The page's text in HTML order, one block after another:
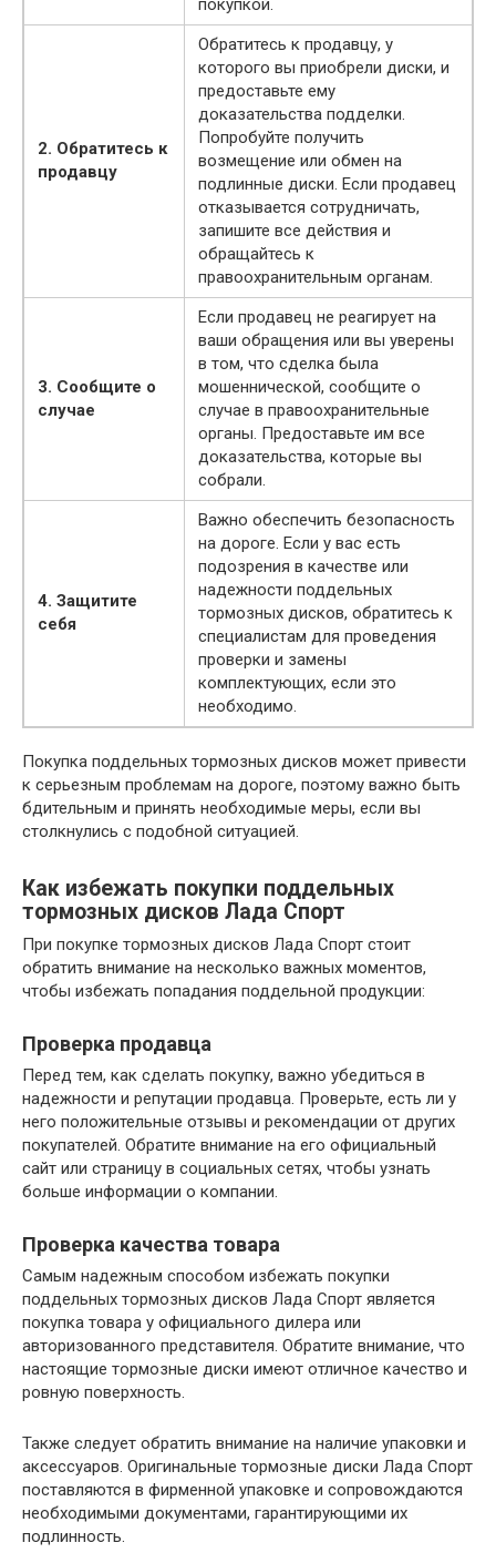
покупкой.
2. Обратитесь к
продавцу
Обратитесь к продавцу, у
которого вы приобрели диски, и
предоставьте ему
доказательства подделки.
Попробуйте получить
возмещение или обмен на
подлинные диски. Если продавец
отказывается сотрудничать,
запишите все действия и
обращайтесь к
правоохранительным органам.
3. Сообщите о
случае
Если продавец не реагирует на
ваши обращения или вы уверены
в том, что сделка была
мошеннической, сообщите о
случае в правоохранительные
органы. Предоставьте им все
доказательства, которые вы
собрали.
4. Защитите
себя
Важно обеспечить безопасность
на дороге. Если у вас есть
подозрения в качестве или
надежности поддельных
тормозных дисков, обратитесь к
специалистам для проведения
проверки и замены
комплектующих, если это
необходимо.
Покупка поддельных тормозных дисков может привести
к серьезным проблемам на дороге, поэтому важно быть
бдительным и принять необходимые меры, если вы
столкнулись с подобной ситуацией.
Как избежать покупки поддельных
тормозных дисков Лада Спорт
При покупке тормозных дисков Лада Спорт стоит
обратить внимание на несколько важных моментов,
чтобы избежать попадания поддельной продукции:
Проверка продавца
Перед тем, как сделать покупку, важно убедиться в
надежности и репутации продавца. Проверьте, есть ли у
него положительные отзывы и рекомендации от других
покупателей. Обратите внимание на его официальный
сайт или страницу в социальных сетях, чтобы узнать
больше информации о компании.
Проверка качества товара
Самым надежным способом избежать покупки
поддельных тормозных дисков Лада Спорт является
покупка товара у официального дилера или
авторизованного представителя. Обратите внимание, что
настоящие тормозные диски имеют отличное качество и
ровную поверхность.
Также следует обратить внимание на наличие упаковки и
аксессуаров. Оригинальные тормозные диски Лада Спорт
поставляются в фирменной упаковке и сопровождаются
необходимыми документами, гарантирующими их
подлинность.